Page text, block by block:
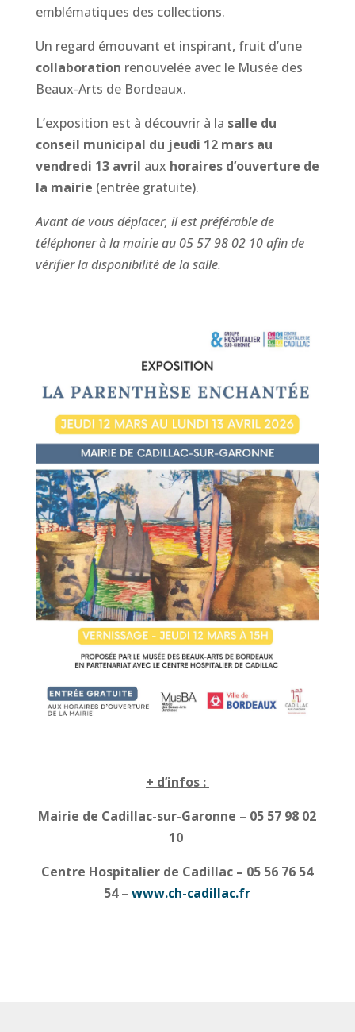
emblématiques des collections.
Un regard émouvant et inspirant, fruit d’une
collaboration renouvelée avec le Musée des
Beaux-Arts de Bordeaux.
L’exposition est à découvrir à la salle du
conseil municipal du jeudi 12 mars au
vendredi 13 avril aux horaires d’ouverture de
la mairie (entrée gratuite).
Avant de vous déplacer, il est préférable de
téléphoner à la mairie au 05 57 98 02 10 afin de
vérifier la disponibilité de la salle.
+ d’infos :
Mairie de Cadillac-sur-Garonne – 05 57 98 02
10
Centre Hospitalier de Cadillac – 05 56 76 54
54 –www.ch-cadillac.fr